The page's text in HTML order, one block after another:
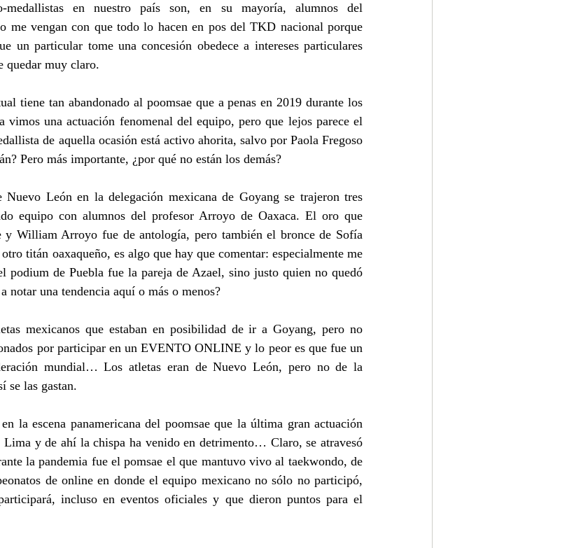
medallistas en nuestro país son, en su mayoría, alumnos del
me vengan con que todo lo hacen en pos del TKD nacional porque
un particular tome una concesión obedece a intereses particulares
quedar muy claro.
tiene tan abandonado al poomsae que a penas en 2019 durante los
vimos una actuación fenomenal del equipo, pero que lejos parece el
de aquella ocasión está activo ahorita, salvo por Paola Fregoso
Pero más importante, ¿por qué no están los demás?
León en la delegación mexicana de Goyang se trajeron tres
equipo con alumnos del profesor Arroyo de Oaxaca. El oro que
y William Arroyo fue de antología, pero también el bronce de Sofía
titán oaxaqueño, es algo que hay que comentar: especialmente me
podium de Puebla fue la pareja de Azael, sino justo quien no quedó
una tendencia aquí o más o menos?
mexicanos que estaban en posibilidad de ir a Goyang, pero no
por participar en un EVENTO ONLINE y lo peor es que fue un
mundial… Los atletas eran de Nuevo León, pero no de la
se las gastan.
la escena panamericana del poomsae que la última gran actuación
Lima y de ahí la chispa ha venido en detrimento… Claro, se atravesó
la pandemia fue el pomsae el que mantuvo vivo al taekwondo, de
de online en donde el equipo mexicano no sólo no participó,
incluso en eventos oficiales y que dieron puntos para el